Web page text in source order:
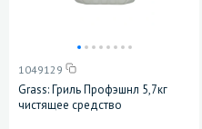
1049129
Grass: Гриль Профэшнл 5,7кг
чистящее средство